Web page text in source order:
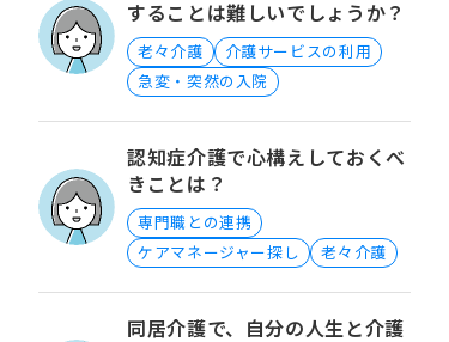
することは難しいでしょうか？
老々介護
介護サービスの利用
急変・突然の入院
認知症介護で心構えしておくべ
きことは？
専門職との連携
ケアマネージャー探し
老々介護
同居介護で、自分の人生と介護